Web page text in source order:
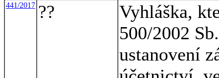
441/2017 ??
Vyhláška,
500/2002
ustanovení